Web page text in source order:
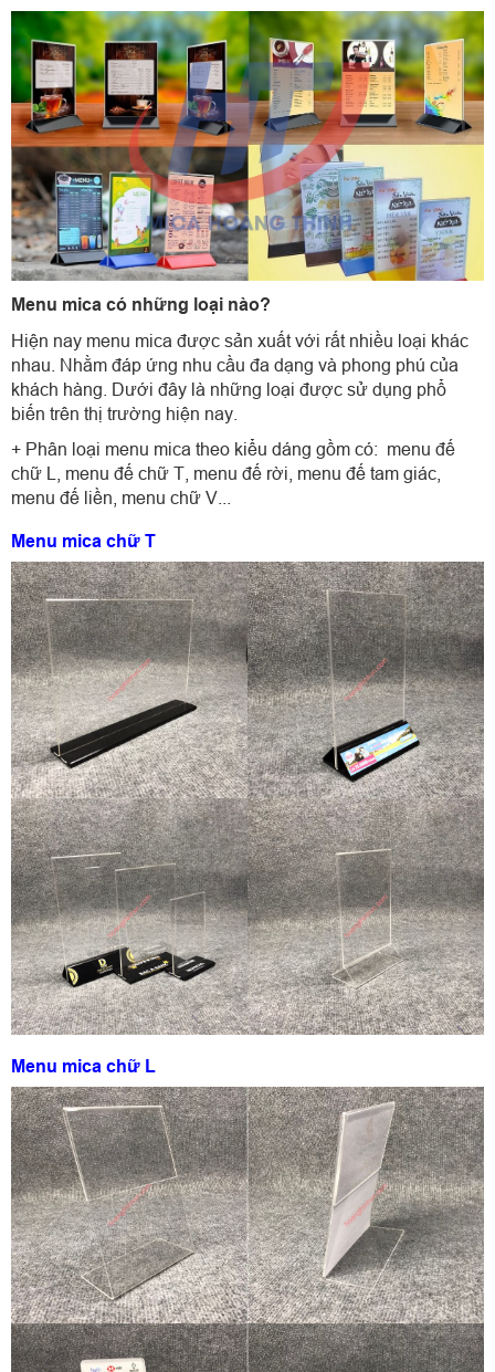
Menu mica có những loại nào?
Hiện nay menu mica được sản xuất với rất nhiều loại khác
nhau. Nhằm đáp ứng nhu cầu đa dạng và phong phú của
khách hàng. Dưới đây là những loại được sử dụng phổ
biến trên thị trường hiện nay.
+ Phân loại menu mica theo kiểu dáng gồm có: menu đế
chữ L, menu đế chữ T, menu đế rời, menu đế tam giác,
menu đế liền, menu chữ V...
Menu mica chữ T
Menu mica chữ L